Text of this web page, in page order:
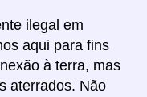
ilegal em
aqui para fins
à terra, mas
aterrados. Não